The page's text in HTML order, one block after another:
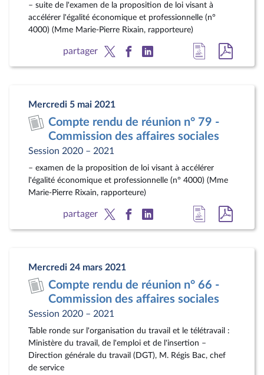
– suite de l'examen de la proposition de loi visant à
accélérer l'égalité économique et professionnelle (n°
4000) (Mme Marie-Pierre Rixain, rapporteure)
partager
Accéder
à
document
au
pdf
Mercredi 5 mai 2021
Compte rendu de réunion n° 79 -
Commission des affaires sociales
Session 2020 – 2021
– examen de la proposition de loi visant à accélérer
l'égalité économique et professionnelle (n° 4000) (Mme
Marie-Pierre Rixain, rapporteure)
partager
Accéder
à
document
au
pdf
Mercredi 24 mars 2021
Compte rendu de réunion n° 66 -
Commission des affaires sociales
Session 2020 – 2021
Table ronde sur l'organisation du travail et le télétravail :
Ministère du travail, de l'emploi et de l'insertion –
Direction générale du travail (DGT), M. Régis Bac, chef
de service